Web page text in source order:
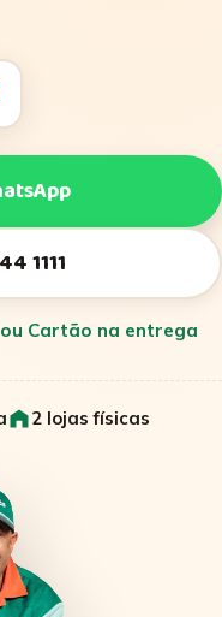
1111
ou Cartão na entrega
2 lojas físicas